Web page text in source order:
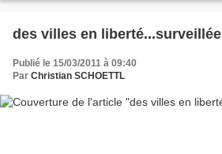
des villes en liberté...surveillée
Publié le 15/03/2011 à 09:40
Par Christian SCHOETTL